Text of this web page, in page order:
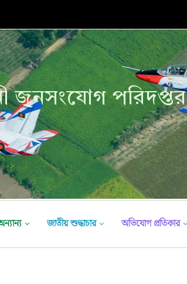
জনসংযোগ পরিদপ্তর
জাতীয় শুদ্ধাচার অভিযোগ প্রতিকার